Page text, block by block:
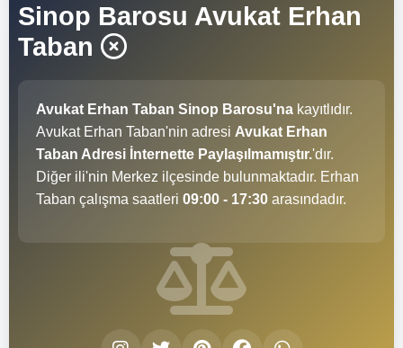
Sinop Barosu Avukat Erhan
Taban
Avukat Erhan Taban Sinop Barosu'na kayıtlıdır.
Avukat Erhan Taban'nin adresi Avukat Erhan
Taban Adresi İnternette Paylaşılmamıştır.'dır.
Diğer ili'nin Merkez ilçesinde bulunmaktadır. Erhan
Taban çalışma saatleri 09:00 - 17:30 arasındadır.